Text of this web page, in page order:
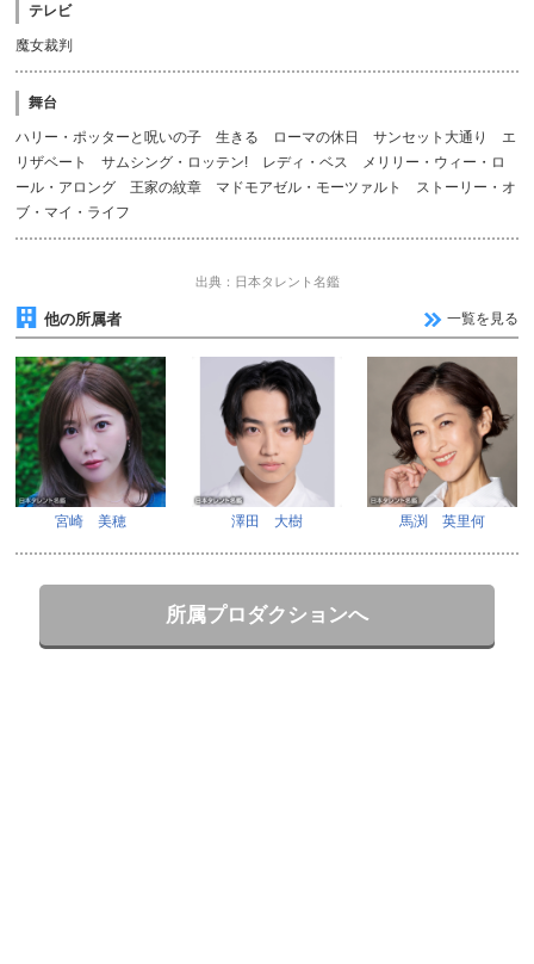
テレビ
魔女裁判
舞台
ハリー・ポッターと呪いの子 生きる ローマの休日 サンセット大通り エ
リザベート サムシング・ロッテン! レディ・ベス メリリー・ウィー・ロ
ール・アロング 王家の紋章 マドモアゼル・モーツァルト ストーリー・オ
ブ・マイ・ライフ
出典：日本タレント名鑑
他の所属者 一覧を見る
宮崎 美穂 澤田 大樹 馬渕 英里何
所属プロダクションへ